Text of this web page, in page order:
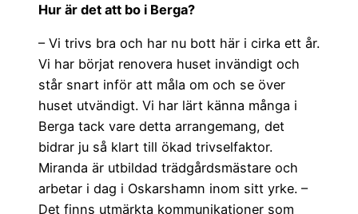
Hur är det att bo i Berga?
– Vi trivs bra och har nu bott här i cirka ett år.
Vi har börjat renovera huset invändigt och
står snart inför att måla om och se över
huset utvändigt. Vi har lärt känna många i
Berga tack vare detta arrangemang, det
bidrar ju så klart till ökad trivselfaktor.
Miranda är utbildad trädgårdsmästare och
arbetar i dag i Oskarshamn inom sitt yrke. –
Det finns utmärkta kommunikationer som